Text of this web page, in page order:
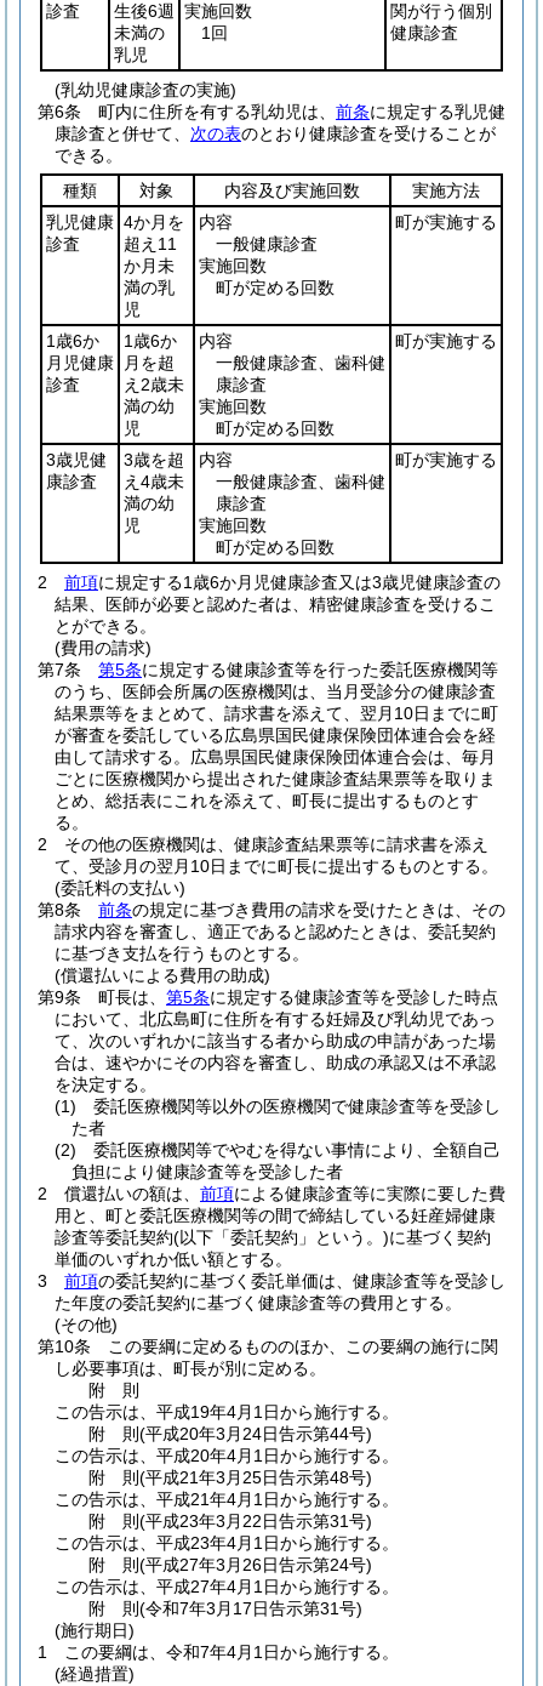
診査
生後6週
未満の
乳児
実施回数
1回
関が行う個別
健康診査
(乳幼児健康診査の実施)
第6条
町内に住所を有する乳幼児は、 前条に規定する乳児健
康診査と併せて、 次の表のとおり健康診査を受けることが
できる。
種類
対象 内容及び実施回数
実施方法
乳児健康
診査
4か月を
超え11
か月未
満の乳
児
内容
一般健康診査
実施回数
町が定める回数
町が実施する
1歳6か
月児健康
診査
1歳6か
月を超
え2歳未
満の幼
児
内容
一般健康診査、歯科健
康診査
実施回数
町が定める回数
町が実施する
3歳児健
康診査
3歳を超
え4歳未
満の幼
児
内容
一般健康診査、歯科健
康診査
実施回数
町が定める回数
町が実施する
2 前項に規定する1歳6か月児健康診査又は3歳児健康診査の
結果、医師が必要と認めた者は、精密健康診査を受けるこ
とができる。
(費用の請求)
第7条
第5条に規定する健康診査等を行った委託医療機関等
のうち、医師会所属の医療機関は、当月受診分の健康診査
結果票等をまとめて、請求書を添えて、翌月10日までに町
が審査を委託している広島県国民健康保険団体連合会を経
由して請求する。 広島県国民健康保険団体連合会は、毎月
ごとに医療機関から提出された健康診査結果票等を取りま
とめ、総括表にこれを添えて、町長に提出するものとす
る。
2
その他の医療機関は、健康診査結果票等に請求書を添え
て、受診月の翌月10日までに町長に提出するものとする。
(委託料の支払い)
第8条
前条の規定に基づき費用の請求を受けたときは、その
請求内容を審査し、適正であると認めたときは、委託契約
に基づき支払を行うものとする。
(償還払いによる費用の助成)
第9条
町長は、 第5条に規定する健康診査等を受診した時点
において、北広島町に住所を有する妊婦及び乳幼児であっ
て、次のいずれかに該当する者から助成の申請があった場
合は、速やかにその内容を審査し、助成の承認又は不承認
を決定する。
(1)
委託医療機関等以外の医療機関で健康診査等を受診し
た者
(2)
委託医療機関等でやむを得ない事情により、全額自己
負担により健康診査等を受診した者
2
償還払いの額は、 前項による健康診査等に実際に要した費
用と、町と委託医療機関等の間で締結している妊産婦健康
診査等委託契約(以下「委託契約」という。)に基づく契約
単価のいずれか低い額とする。
3
前項の委託契約に基づく委託単価は、健康診査等を受診し
た年度の委託契約に基づく健康診査等の費用とする。
(その他)
第10条
この要綱に定めるもののほか、この要綱の施行に関
し必要事項は、町長が別に定める。
附 則
この告示は、平成19年4月1日から施行する。
附 則(平成20年3月24日告示第44号)
この告示は、平成20年4月1日から施行する。
附 則(平成21年3月25日告示第48号)
この告示は、平成21年4月1日から施行する。
附 則(平成23年3月22日告示第31号)
この告示は、平成23年4月1日から施行する。
附 則(平成27年3月26日告示第24号)
この告示は、平成27年4月1日から施行する。
附 則(令和7年3月17日告示第31号)
(施行期日)
1
この要綱は、令和7年4月1日から施行する。
(経過措置)